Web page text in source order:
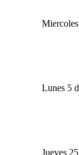
Lunes 5
Jueves